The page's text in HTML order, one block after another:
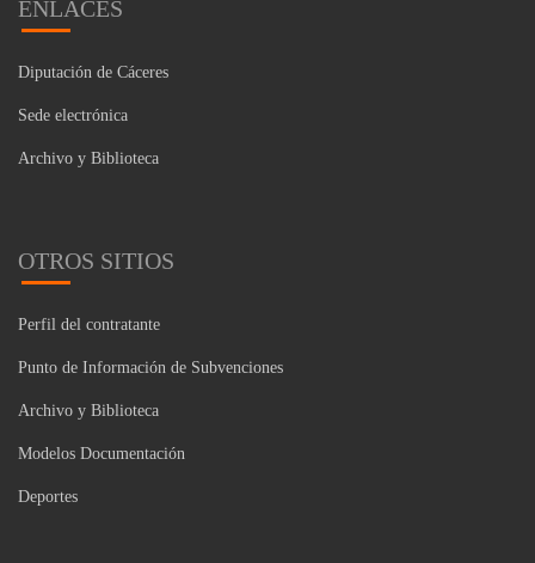
ENLACES
Diputación de Cáceres
Sede electrónica
Archivo y Biblioteca
OTROS SITIOS
Perfil del contratante
Punto de Información de Subvenciones
Archivo y Biblioteca
Modelos Documentación
Deportes